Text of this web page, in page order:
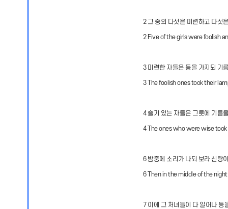
2 그 중의 다섯은 미련하고 다섯
2 Five of the girls were foolish
3 미련한 자들은 등을 가지되 기
3 The foolish ones took their
4 슬기 있는 자들은 그릇에 기름
4 The ones who were wise
6 밤중에 소리가 나되 보라 신랑
6 Then in the middle of the
7 이에 그 처녀들이 다 일어나 등